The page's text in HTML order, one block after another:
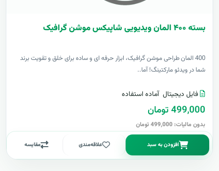
بسته ۴۰۰ المان ویدیویی شاپیکس موشن گرافیک
400 المان طراحی موشن گرافیک، ابزار حرفه ای و ساده برای خلق و تقویت برند
شما در ویدئو مارکتینگ! آما..
فایل دیجیتال آماده استفاده
499,000 تومان
بدون مالیات: 499,000 تومان
افزودن به سبد علاقه‌مندی مقایسه